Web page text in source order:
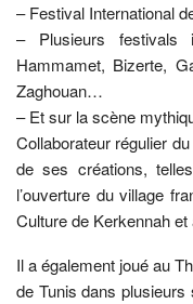
– Festival International
– Plusieurs festivals
Hammamet, Bizerte,
Zaghouan…
– Et sur la scène
Collaborateur régulier
de ses créations,
l’ouverture du village
Culture de Kerkennah
Il a également joué au
de Tunis dans plusieurs